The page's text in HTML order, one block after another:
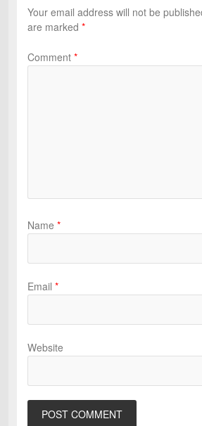
Your email address will not be
are marked *
Comment *
Name *
Email *
Website